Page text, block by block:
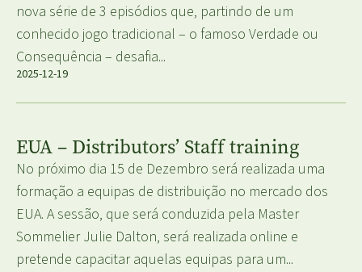
nova série de 3 episódios que, partindo de um
conhecido jogo tradicional – o famoso Verdade ou
Consequência – desafia...
2025-12-19
EUA – Distributors’ Staff training
No próximo dia 15 de Dezembro será realizada uma
formação a equipas de distribuição no mercado dos
EUA. A sessão, que será conduzida pela Master
Sommelier Julie Dalton, será realizada online e
pretende capacitar aquelas equipas para um...